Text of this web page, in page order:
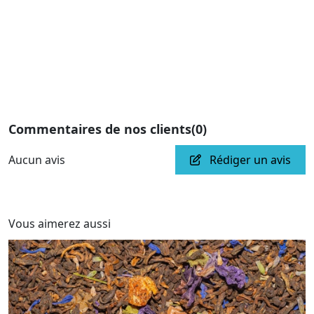
Commentaires de nos clients(0)
Aucun avis Rédiger un avis
Vous aimerez aussi